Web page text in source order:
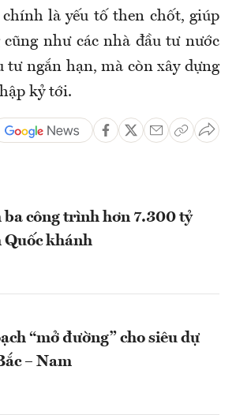
là yếu tố then chốt, giúp
như các nhà đầu tư nước
ngắn hạn, mà còn xây dựng
kỷ tới.
công trình hơn 7.300 tỷ
Quốc khánh
“mở đường” cho siêu dự
– Nam